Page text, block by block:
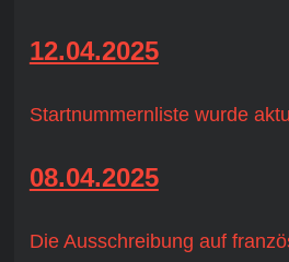
12.04.2025
Startnummernliste wurde
08.04.2025
Die Ausschreibung auf